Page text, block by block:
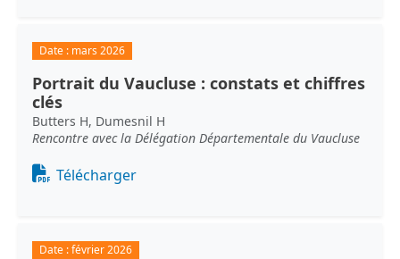
Date : mars 2026
Portrait du Vaucluse : constats et chiffres
clés
Butters H, Dumesnil H
Rencontre avec la Délégation Départementale du Vaucluse
Document
Télécharger
Date :février 2026